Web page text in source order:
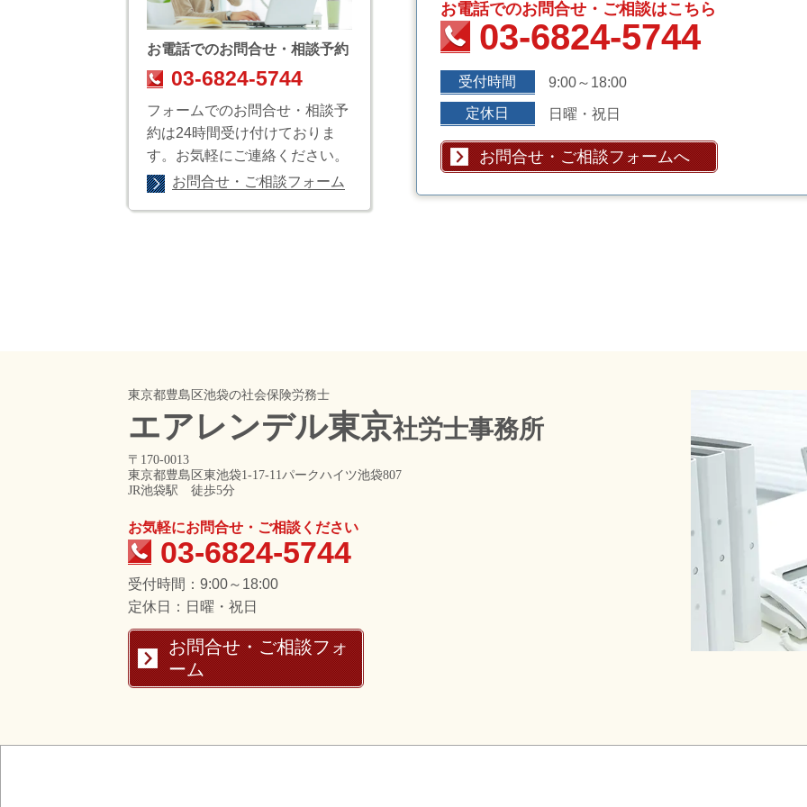
お電話でのお問合せ・ご相談はこちら
03-6824-5744
受付時間 9:00～18:00
定休日 日曜・祝日
お問合せ・ご相談フォームへ
お電話でのお問合せ・相談予約
03-6824-5744
フォームでのお問合せ・相談予
約は24時間受け付けておりま
す。お気軽にご連絡ください。
お問合せ・ご相談フォーム
東京都豊島区池袋の社会保険労務士
エアレンデル東京社労士事務所
〒170-0013
東京都豊島区東池袋1-17-11パークハイツ池袋807
JR池袋駅 徒歩5分
お気軽にお問合せ・ご相談ください
03-6824-5744
受付時間：9:00～18:00
定休日：日曜・祝日
お問合せ・ご相談フォ
ーム